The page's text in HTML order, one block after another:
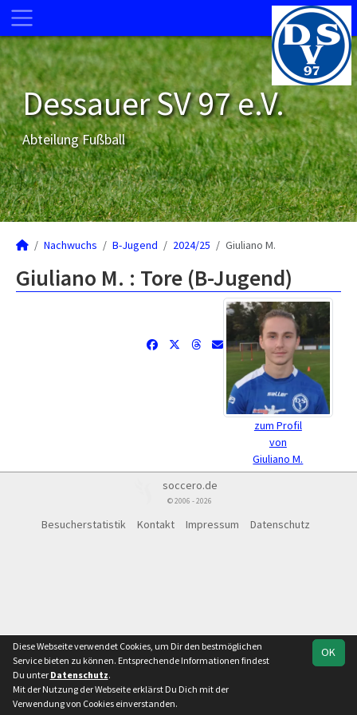
Dessauer SV 97 e.V.
Abteilung Fußball
Nachwuchs B-Jugend 2024/25 Giuliano M.
Giuliano M. : Tore (B-Jugend)
zum Profil
von
Giuliano M.
soccero.de
© 2006 - 2026
Besucherstatistik Kontakt Impressum Datenschutz
OK
Diese Webseite verwendet Cookies, um Dir den bestmöglichen
Service bieten zu können. Entsprechende Informationen findest
Du unter Datenschutz.
Mit der Nutzung der Webseite erklärst Du Dich mit der
Verwendung von Cookies einverstanden.